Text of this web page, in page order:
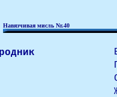
Навязчивая мисль Nr.40